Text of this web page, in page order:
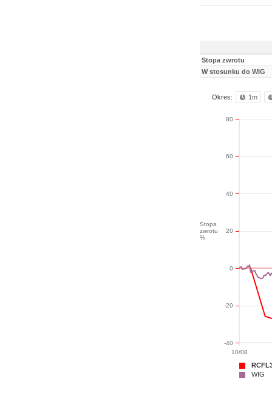
Stopa zwrotu
W stosunku do WIG
Okres: 1m
10/08
Stopa
zwrotu
%
-40
-20
0
20
40
60
80
WIG